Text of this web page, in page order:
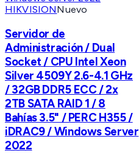
HIKVISIONNuevo
Servidor de
Administración / Dual
Socket / CPU Intel Xeon
Silver 4509Y 2.6-4.1 GHz
/ 32GB DDR5 ECC / 2x
2TB SATA RAID 1 / 8
Bahías 3.5" / PERC H355 /
iDRAC9 / Windows Server
2022